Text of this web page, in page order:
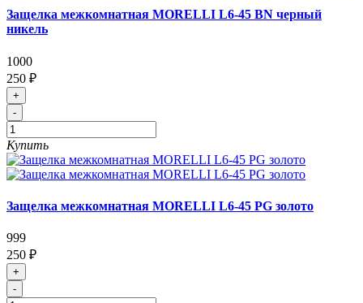
Защелка межкомнатная MORELLI L6-45 BN черный
никель
1000
250 ₽
+
-
Купить
Защелка межкомнатная MORELLI L6-45 PG золото
999
250 ₽
+
-